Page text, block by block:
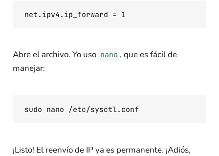
Abre el archivo. Yo uso nano , que es fácil de
manejar:
¡Listo! El reenvío de IP ya es permanente. ¡Adiós,